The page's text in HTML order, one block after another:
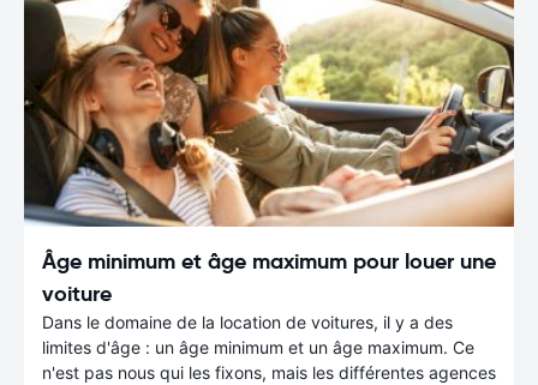
Âge minimum et âge maximum pour louer une
voiture
Dans le domaine de la location de voitures, il y a des
limites d'âge : un âge minimum et un âge maximum. Ce
n'est pas nous qui les fixons, mais les différentes agences